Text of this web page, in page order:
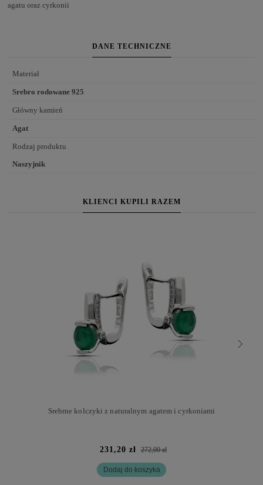
agatu oraz cyrkonii
DANE TECHNICZNE
Materiał
Srebro rodowane 925
Główny kamień
Agat
Rodzaj produktu
Naszyjnik
KLIENCI KUPILI RAZEM
Srebrne kolczyki z naturalnym agatem i cyrkoniami
231,20 zł 272,00 zł
Dodaj do koszyka